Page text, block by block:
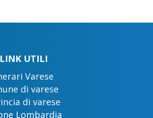
LINK UTILI
Varese
di varese
di varese
Lombardia